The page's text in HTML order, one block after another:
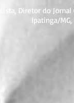
Diretor do Jornal
Ipatinga/